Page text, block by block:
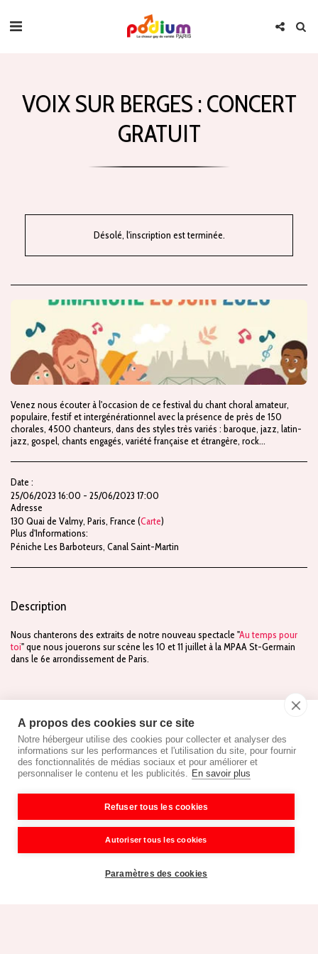
VOIX SUR BERGES : CONCERT
GRATUIT
Désolé, l'inscription est terminée.
Venez nous écouter à l'occasion de ce festival du chant choral amateur,
populaire, festif et intergénérationnel avec la présence de près de 150
chorales, 4500 chanteurs, dans des styles très variés : baroque, jazz, latin-
jazz, gospel, chants engagés, variété française et étrangère, rock...
Date :
25/06/2023 16:00 - 25/06/2023 17:00
Adresse
130 Quai de Valmy, Paris, France (Carte)
Plus d'Informations:
Péniche Les Barboteurs, Canal Saint-Martin
Description
Nous chanterons des extraits de notre nouveau spectacle "Au temps pour
toi" que nous jouerons sur scène les 10 et 11 juillet à la MPAA St-Germain
dans le 6e arrondissement de Paris.
Podium Paris - Le chœur gay de variété
Droits d'auteur © 2026 Tous droits réservés
Mentions légales
À propos des cookies sur ce site
Notre hébergeur utilise des cookies pour collecter et analyser des
informations sur les performances et l'utilisation du site, pour fournir
des fonctionnalités de médias sociaux et pour améliorer et
personnaliser le contenu et les publicités. En savoir plus
Refuser tous les cookies
Autoriser tous les cookies
Paramètres des cookies